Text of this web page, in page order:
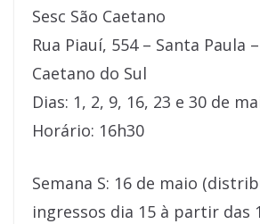
Sesc São Caetano
Rua Piauí, 554 – Santa Paula
Caetano do Sul
Dias: 1, 2, 9, 16, 23 e 30 de
Horário: 16h30
Semana S: 16 de maio
ingressos dia 15 à partir das